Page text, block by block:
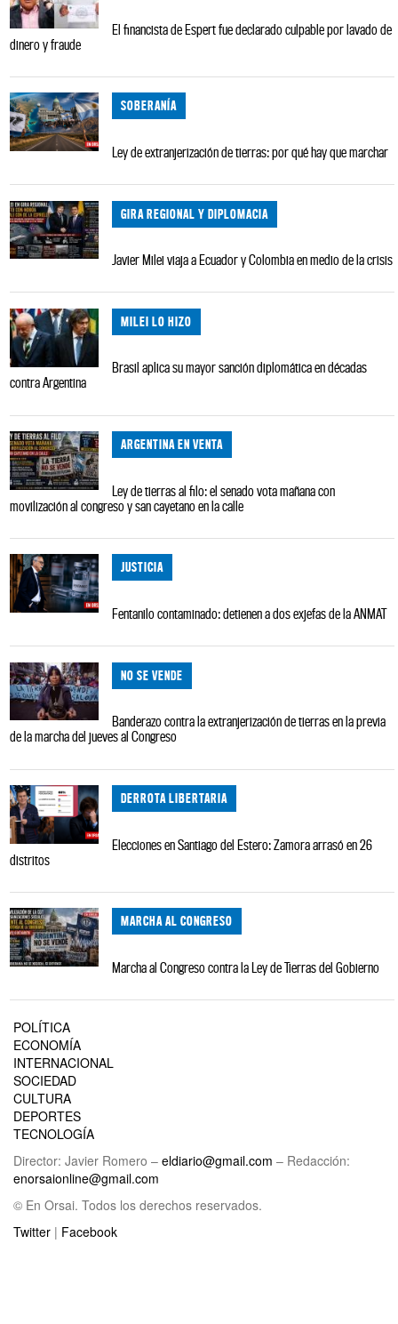
El financista de Espert fue declarado culpable por lavado de
dinero y fraude
SOBERANÍA
Ley de extranjerización de tierras: por qué hay que marchar
GIRA REGIONAL Y DIPLOMACIA
Javier Milei viaja a Ecuador y Colombia en medio de la crisis
MILEI LO HIZO
Brasil aplica su mayor sanción diplomática en décadas
contra Argentina
ARGENTINA EN VENTA
Ley de tierras al filo: el senado vota mañana con
movilización al congreso y san cayetano en la calle
JUSTICIA
Fentanilo contaminado: detienen a dos exjefas de la ANMAT
NO SE VENDE
Banderazo contra la extranjerización de tierras en la previa
de la marcha del jueves al Congreso
DERROTA LIBERTARIA
Elecciones en Santiago del Estero: Zamora arrasó en 26
distritos
MARCHA AL CONGRESO
Marcha al Congreso contra la Ley de Tierras del Gobierno
POLÍTICA
ECONOMÍA
INTERNACIONAL
SOCIEDAD
CULTURA
DEPORTES
TECNOLOGÍA
Director: Javier Romero – eldiario@gmail.com – Redacción:
enorsaionline@gmail.com
© En Orsai. Todos los derechos reservados.
Twitter | Facebook